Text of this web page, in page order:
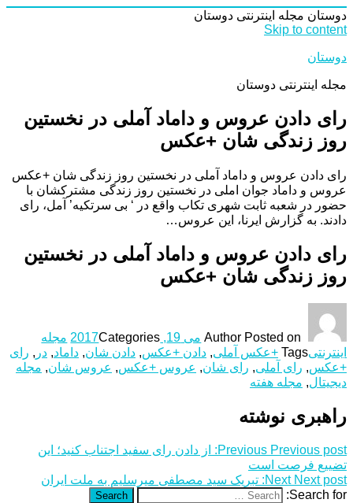
دوستان مجله اینترنتی دوستان
Skip to content
دوستان
مجله اینترنتی دوستان
رای دادن عروس و داماد آملی در نخستین
روز زندگی شان +عکس
رای دادن عروس و داماد آملی در نخستین روز زندگی شان +عکس
عروس و داماد جوان املی در نخستین روز زندگی مشترکشان با
حضور در شعبه ثابت شهری تکاب واقع در ‘ بی سرتکیه’ آمل، رای
دادند. به گزارش ایرنا، این عروس…
رای دادن عروس و داماد آملی در نخستین
روز زندگی شان +عکس
Author Posted on می 19, 2017 Categories
مجله
اینترنتیTags +عکس آملی, دادن +عکس, دادن شان, داماد, در , رای
+عکس, رای آملی, رای شان, عروس +عکس, عروس شان, مجله
دیجیتال, مجله هفته
راهبری نوشته
Previous Previous post:
از دادن رای سفید اجتناب کنید؛ این
تضییع فرصت است
Next Next post:
تبریک سید مصطفی میرسلیم به ملت ایران
Search for:
Search